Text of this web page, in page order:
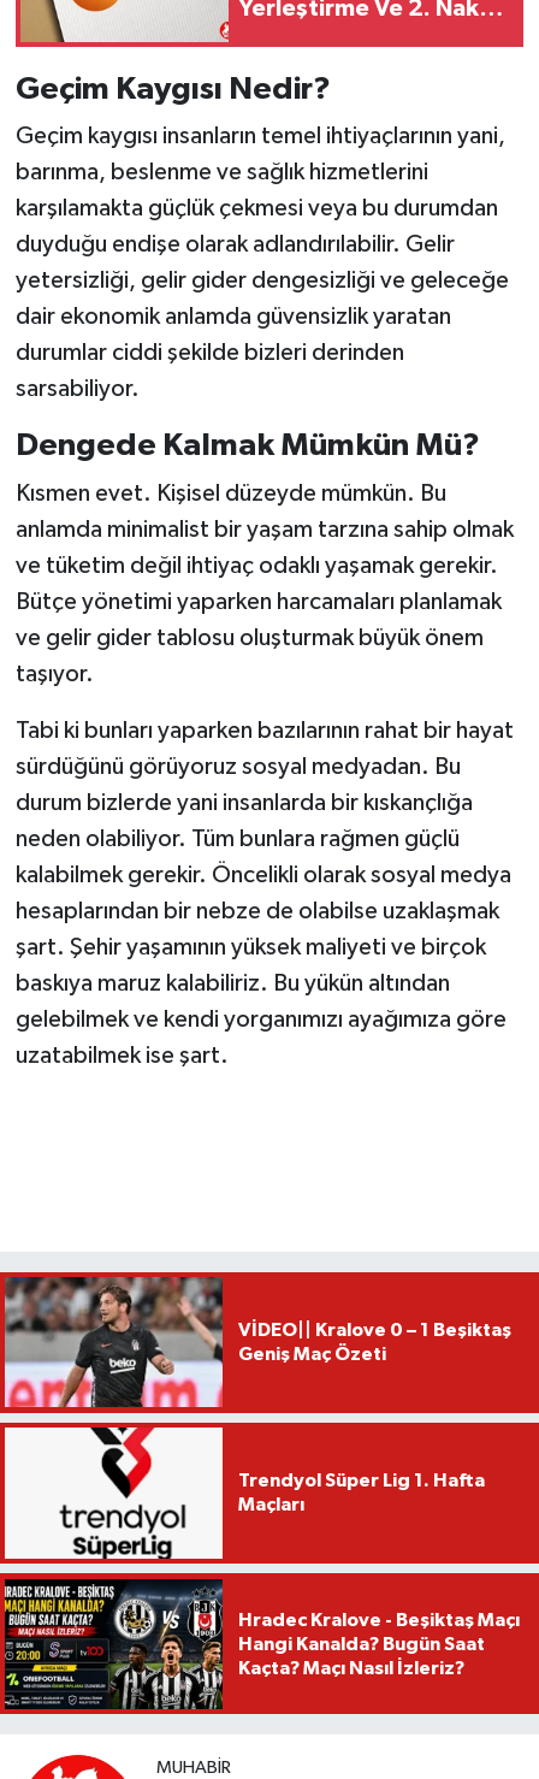
Yerleştirme Ve 2. Nakil
Geçim Kaygısı Nedir?
Geçim kaygısı insanların temel ihtiyaçlarının yani,
barınma, beslenme ve sağlık hizmetlerini
karşılamakta güçlük çekmesi veya bu durumdan
duyduğu endişe olarak adlandırılabilir. Gelir
yetersizliği, gelir gider dengesizliği ve geleceğe
dair ekonomik anlamda güvensizlik yaratan
durumlar ciddi şekilde bizleri derinden
sarsabiliyor.
Dengede Kalmak Mümkün Mü?
Kısmen evet. Kişisel düzeyde mümkün. Bu
anlamda minimalist bir yaşam tarzına sahip olmak
ve tüketim değil ihtiyaç odaklı yaşamak gerekir.
Bütçe yönetimi yaparken harcamaları planlamak
ve gelir gider tablosu oluşturmak büyük önem
taşıyor.
Tabi ki bunları yaparken bazılarının rahat bir hayat
sürdüğünü görüyoruz sosyal medyadan. Bu
durum bizlerde yani insanlarda bir kıskançlığa
neden olabiliyor. Tüm bunlara rağmen güçlü
kalabilmek gerekir. Öncelikli olarak sosyal medya
hesaplarından bir nebze de olabilse uzaklaşmak
şart. Şehir yaşamının yüksek maliyeti ve birçok
baskıya maruz kalabiliriz. Bu yükün altından
gelebilmek ve kendi yorganımızı ayağımıza göre
uzatabilmek ise şart.
VİDEO|| Kralove 0 – 1 Beşiktaş
Geniş Maç Özeti
Trendyol Süper Lig 1. Hafta
Maçları
Hradec Kralove - Beşiktaş Maçı
Hangi Kanalda? Bugün Saat
Kaçta? Maçı Nasıl İzleriz?
MUHABIR